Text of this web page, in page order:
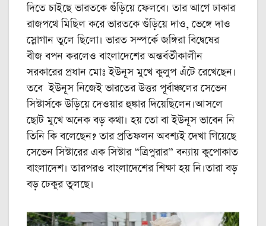
দিতে চাইছে ভারতকে গুঁড়িয়ে ফেলবে। তার আগে ঢাকার
রাজপথে মিছিল করে ভারতকে গুঁড়িয়ে দাও, ভেঙ্গে দাও
স্লোগান তুলে ছিলো। ভারত সম্পর্কে জঙ্গিরা বিদ্বেষের
বীজ বপন করলেও বাংলাদেশের অন্তর্বর্তীকালীন
সরকারের প্রধান মোঃ ইউনূস মুখে কুলুপ এঁটে রেখেছেন।
তবে ইউনূস নিজেই ভারতের উত্তর পূর্বাঞ্চলের সেভেন
সিস্টার্সকে উড়িয়ে দেওয়ার হুঙ্কার দিয়েছিলেন।আসলে
ছোট মুখে অনেক বড় কথা। হয় তো বা ইউনূস ভাবেন নি
তিনি কি বলেছেন? তার প্রতিফলন অবশ্যই দেখা গিয়েছে
সেভেন সিস্টারের এক সিস্টার “ত্রিপুরার” বন্যায় কুপোকাত
বাংলাদেশ। তারপরও বাংলাদেশের শিক্ষা হয় নি।তারা বড়
বড় ঢেকুর তুলছে।